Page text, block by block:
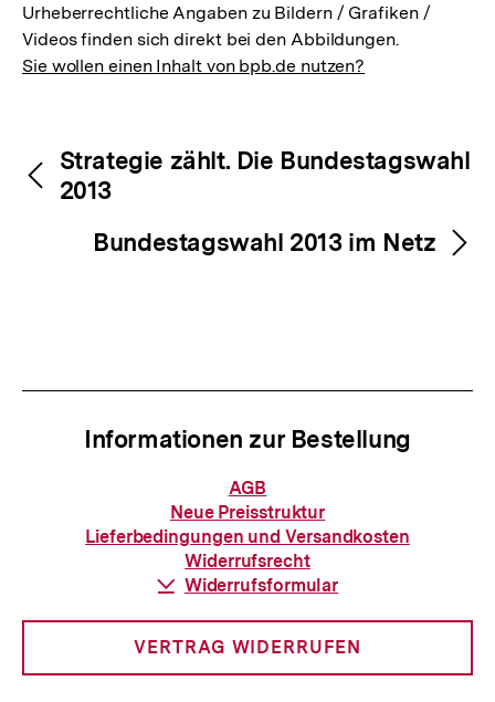
Urheberrechtliche Angaben zu Bildern / Grafiken /
Videos finden sich direkt bei den Abbildungen.
Sie wollen einen Inhalt von bpb.de nutzen?
Inhaltsnavigation
Inhaltsnavigation
Strategie zählt. Die Bundestagswahl
2013
Bundestagswahl 2013 im Netz
Informationen zur Bestellung
Informationen
zur
Bestellung
AGB
Neue Preisstruktur
Lieferbedingungen und Versandkosten
Widerrufsrecht
Download-
Widerrufsformular
VERTRAG WIDERRUFEN
Zum